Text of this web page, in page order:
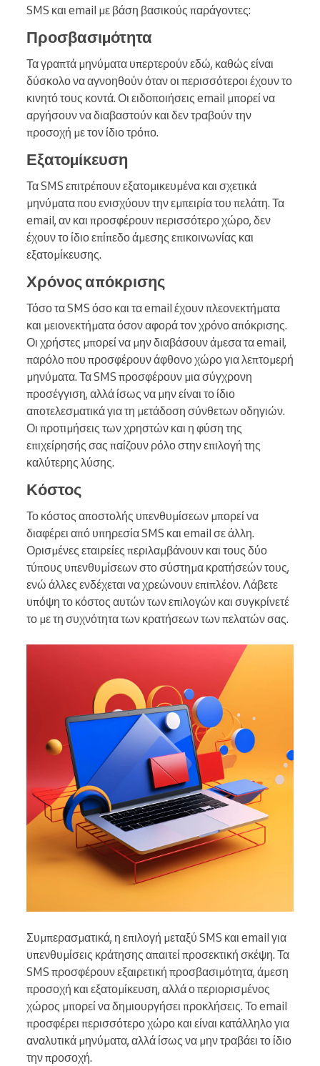
SMS και email με βάση βασικούς παράγοντες:
Προσβασιμότητα
Τα γραπτά μηνύματα υπερτερούν εδώ, καθώς είναι
δύσκολο να αγνοηθούν όταν οι περισσότεροι έχουν το
κινητό τους κοντά. Οι ειδοποιήσεις email μπορεί να
αργήσουν να διαβαστούν και δεν τραβούν την
προσοχή με τον ίδιο τρόπο.
Εξατομίκευση
Τα SMS επιτρέπουν εξατομικευμένα και σχετικά
μηνύματα που ενισχύουν την εμπειρία του πελάτη. Τα
email, αν και προσφέρουν περισσότερο χώρο, δεν
έχουν το ίδιο επίπεδο άμεσης επικοινωνίας και
εξατομίκευσης.
Χρόνος απόκρισης
Τόσο τα SMS όσο και τα email έχουν πλεονεκτήματα
και μειονεκτήματα όσον αφορά τον χρόνο απόκρισης.
Οι χρήστες μπορεί να μην διαβάσουν άμεσα τα email,
παρόλο που προσφέρουν άφθονο χώρο για λεπτομερή
μηνύματα. Τα SMS προσφέρουν μια σύγχρονη
προσέγγιση, αλλά ίσως να μην είναι το ίδιο
αποτελεσματικά για τη μετάδοση σύνθετων οδηγιών.
Οι προτιμήσεις των χρηστών και η φύση της
επιχείρησής σας παίζουν ρόλο στην επιλογή της
καλύτερης λύσης.
Κόστος
Το κόστος αποστολής υπενθυμίσεων μπορεί να
διαφέρει από υπηρεσία SMS και email σε άλλη.
Ορισμένες εταιρείες περιλαμβάνουν και τους δύο
τύπους υπενθυμίσεων στο σύστημα κρατήσεών τους,
ενώ άλλες ενδέχεται να χρεώνουν επιπλέον. Λάβετε
υπόψη το κόστος αυτών των επιλογών και συγκρίνετέ
το με τη συχνότητα των κρατήσεων των πελατών σας.
Συμπερασματικά, η επιλογή μεταξύ SMS και email για
υπενθυμίσεις κράτησης απαιτεί προσεκτική σκέψη. Τα
SMS προσφέρουν εξαιρετική προσβασιμότητα, άμεση
προσοχή και εξατομίκευση, αλλά ο περιορισμένος
χώρος μπορεί να δημιουργήσει προκλήσεις. Το email
προσφέρει περισσότερο χώρο και είναι κατάλληλο για
αναλυτικά μηνύματα, αλλά ίσως να μην τραβάει το ίδιο
την προσοχή.